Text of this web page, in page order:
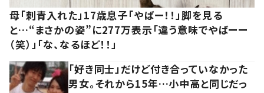
母「刺青入れた」17歳息子「やばー！！」脚を見る
と…“まさかの姿”に277万表示「違う意味でやばーー
（笑）」「な、なるほど！！」
「好き同士」だけど付き合っていなかった
男女。それから15年…小中高と同じだっ